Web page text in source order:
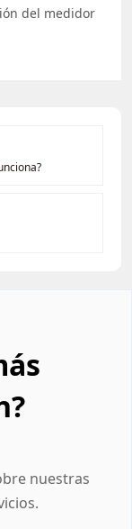
del medidor
nuestras